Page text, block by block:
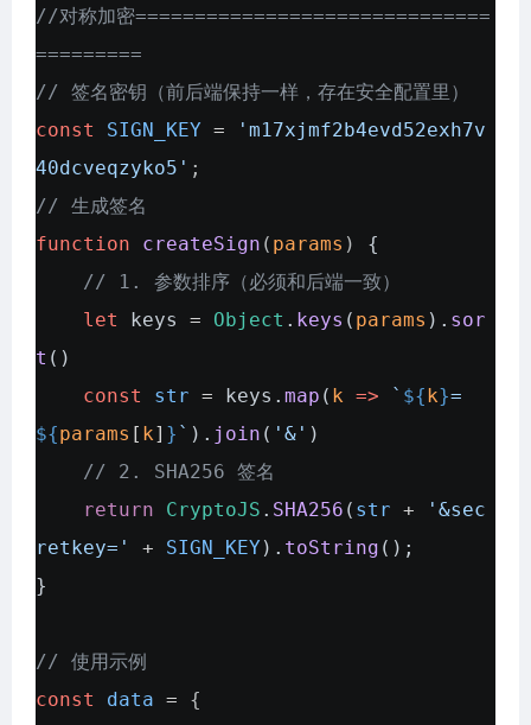
//对称加密==============================
=========
// 签名密钥（前后端保持一样，存在安全配置里）
const
SIGN_KEY =
'm17xjmf2b4evd52exh7v
40dcveqzyko5' ;
// 生成签名
function
createSign ( params ) {
// 1. 参数排序（必须和后端一致）
let
keys = Object . keys ( params ). sor
t ()
const
str = keys . map ( k => ` ${k}=
${params [ k] } ` ). join ( '&' )
// 2. SHA256 签名
return
CryptoJS . SHA256 ( str +
'&sec
retkey='
+ SIGN_KEY ). toString ();
}
// 使用示例
const
data = {